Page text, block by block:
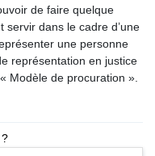
de faire quelque
dans le cadre d’une
une personne
représentation en justice
Modèle de procuration ».